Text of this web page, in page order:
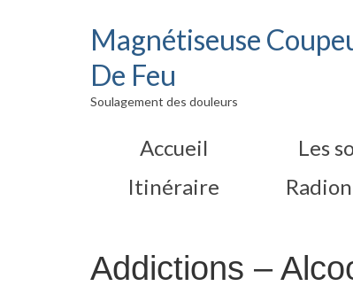
Magnétiseuse
De Feu
Soulagement des douleurs
Accueil Les
Itinéraire
Addictions –